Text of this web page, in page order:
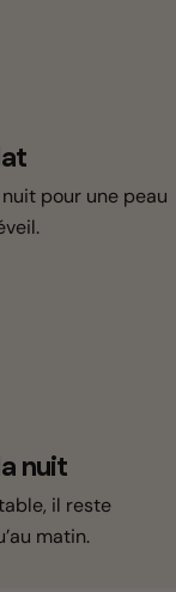
pour une peau
nuit
il reste
matin.